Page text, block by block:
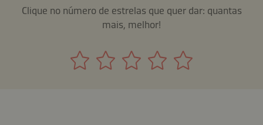
Clique no número de estrelas que quer dar: quantas
mais, melhor!